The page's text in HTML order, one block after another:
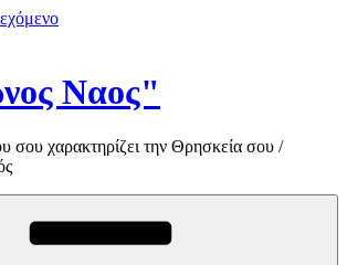
Ναος"
σου χαρακτηρίζει την Θρησκεία σου /